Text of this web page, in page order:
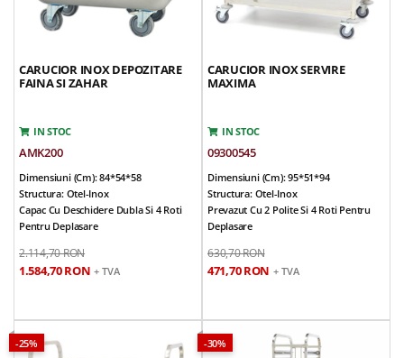
CARUCIOR INOX DEPOZITARE
FAINA SI ZAHAR
IN STOC
AMK200
Dimensiuni (cm): 84*54*58
Structura: Otel-Inox
Capac Cu Deschidere Dubla Si 4 Roti
Pentru Deplasare
Franare (2 Roti)
Produs Promotional
2.114,70 RON
1.584,70 RON + TVA
CARUCIOR INOX SERVIRE
MAXIMA
IN STOC
09300545
Dimensiuni (cm): 95*51*94
Structura: Otel-Inox
Prevazut Cu 2 Polite Si 4 Roti Pentru
Deplasare
Franare
Greutate: 18 Kg
630,70 RON
471,70 RON + TVA
-25% -30%